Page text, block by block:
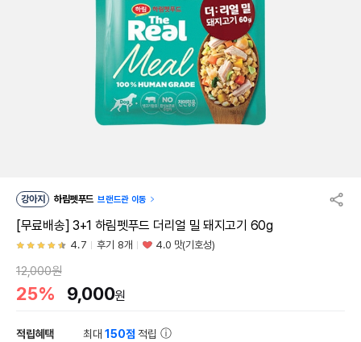
강아지 하림펫푸드 브랜드관 이동
[무료배송] 3+1 하림펫푸드 더리얼 밀 돼지고기 60g
4.7 후기 8개 4.0 맛(기호성)
12,000원
25% 9,000원
적립혜택 최대150점 적립